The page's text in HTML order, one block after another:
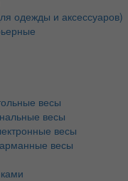
одежды и аксессуаров)
весы
весы
весы
весы